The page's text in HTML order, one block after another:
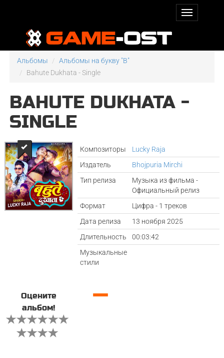
Альбомы
Альбомы на букву "B"
Bahute Dukhata - Single
BAHUTE DUKHATA -
SINGLE
Композиторы
Lucky Raja
Издатель
Bhojpuria Mirchi
Тип релиза
Музыка из фильма -
Официальный релиз
Формат
Цифра - 1 треков
Дата релиза
13 ноября 2025
Длительность
00:03:42
Музыкальные
стили
Оцените
альбом!
—